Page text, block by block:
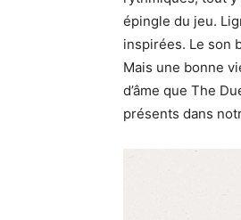
épingle du jeu.
inspirées. Le son
Mais une bonne
d’âme que The
présents dans